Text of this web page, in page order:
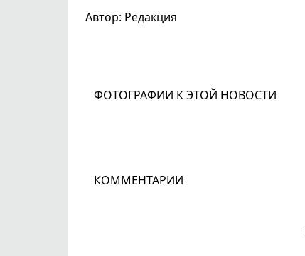
Автор: Редакция
ФОТОГРАФИИ К ЭТОЙ НОВОСТИ
КОММЕНТАРИИ